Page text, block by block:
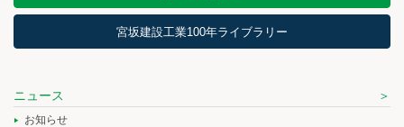
宮坂建設工業100年ライブラリー
ニュース
お知らせ